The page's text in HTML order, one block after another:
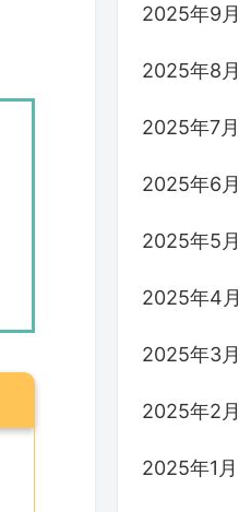
2025年9月
2025年8月
2025年7月
2025年6月
2025年5月
2025年4月
2025年3月
2025年2月
2025年1月